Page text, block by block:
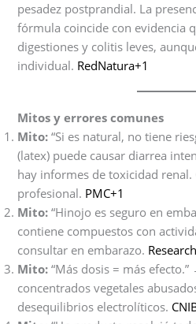
pesadez postprandial. La
fórmula coincide con evidencia
digestiones y colitis leves,
individual. RedNatura+1
Mitos y errores comunes
Mito: “Si es natural, no tiene
(latex) puede causar diarrea
hay informes de toxicidad renal.
profesional. PMC+1
Mito: “Hinojo es seguro en
contiene compuestos con
consultar en embarazo.
Mito: “Más dosis = más efecto.”
concentrados vegetales
desequilibrios electrolíticos.